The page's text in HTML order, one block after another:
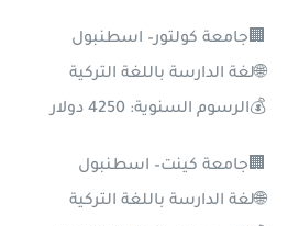
🏢جامعة كولتور– اسطنبول
🌐لغة الدارسة باللغة التركية
💰الرسوم السنوية: 4250 دولار
🏢جامعة كينت– اسطنبول
🌐لغة الدارسة باللغة التركية